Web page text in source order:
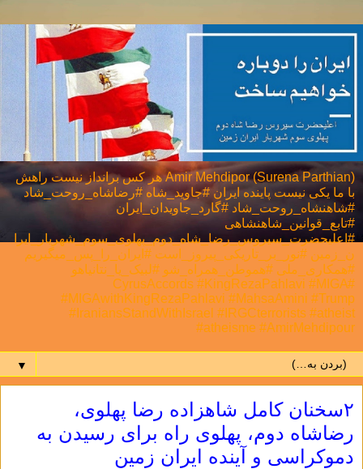
Amir Mehdipor (Surena Parthian) هر كس برانداز نيست راهش
با ما يكی نيست پاینده ایران #جاوید_شاه #رضاشاه_روحت_شاد
#شاهنشاه_روحت_شاد #گارد_جاویدان_ایران
#تابع_قوانین_شاهنشاهی
#اعلیحضرت_سیروس_رضا_شاه_دوم_پهلوی_سوم_شهریار_ایرا
ن_زمین #نور_بر_تاریکی_پیروز_است #ایران_را_پس_میگیریم
#همکاری_ملی⁩ #هموطن_همراه_شو #لبیک_یا_نتانیاهو
#CyrusAccords #KingRezaPahlavi #MIGA
#MIGAwithKingRezaPahlavi #MahsaAmini #Trump
#IraniansStandWithIsrael #IRGCterrorists #atheist
#atheisme #AmirMehdipour
▼
۲سخنان کامل شاهزاده رضا پهلوی،
رضاشاه دوم، پهلوی راه برای رسیدن به
دموکراسی و آینده ایران زمین